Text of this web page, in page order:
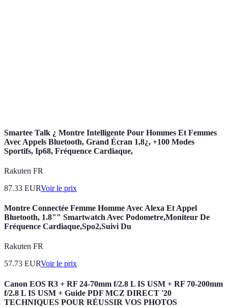
Smartee Talk ¿ Montre Intelligente Pour Hommes Et Femmes
Avec Appels Bluetooth, Grand Écran 1,8¿, +100 Modes
Sportifs, Ip68, Fréquence Cardiaque,
Rakuten FR
87.33 EURVoir le prix
Montre Connectée Femme Homme Avec Alexa Et Appel
Bluetooth, 1.8"" Smartwatch Avec Podometre,Moniteur De
Fréquence Cardiaque,Spo2,Suivi Du
Rakuten FR
57.73 EURVoir le prix
Canon EOS R3 + RF 24-70mm f/2.8 L IS USM + RF 70-200mm
f/2.8 L IS USM + Guide PDF MCZ DIRECT '20
TECHNIQUES POUR RÉUSSIR VOS PHOTOS